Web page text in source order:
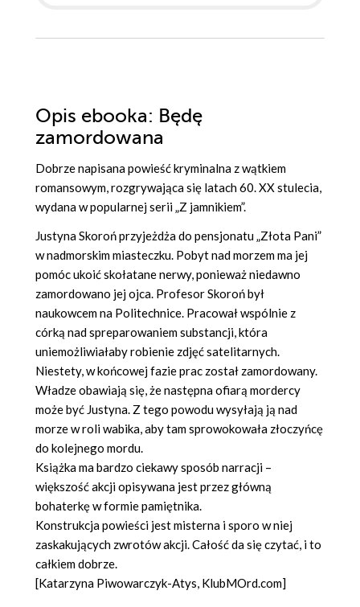
Opis ebooka: Będę
zamordowana
Dobrze napisana powieść kryminalna z wątkiem
romansowym, rozgrywająca się latach 60. XX stulecia,
wydana w popularnej serii „Z jamnikiem”.
Justyna Skoroń przyjeżdża do pensjonatu „Złota Pani”
w nadmorskim miasteczku. Pobyt nad morzem ma jej
pomóc ukoić skołatane nerwy, ponieważ niedawno
zamordowano jej ojca. Profesor Skoroń był
naukowcem na Politechnice. Pracował wspólnie z
córką nad spreparowaniem substancji, która
uniemożliwiałaby robienie zdjęć satelitarnych.
Niestety, w końcowej fazie prac został zamordowany.
Władze obawiają się, że następna ofiarą mordercy
może być Justyna. Z tego powodu wysyłają ją nad
morze w roli wabika, aby tam sprowokowała złoczyńcę
do kolejnego mordu.
Książka ma bardzo ciekawy sposób narracji –
większość akcji opisywana jest przez główną
bohaterkę w formie pamiętnika.
Konstrukcja powieści jest misterna i sporo w niej
zaskakujących zwrotów akcji. Całość da się czytać, i to
całkiem dobrze.
[Katarzyna Piwowarczyk-Atys, KlubMOrd.com]